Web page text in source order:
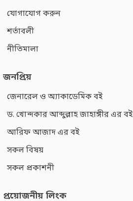
যোগাযোগ করুন
শর্তাবলী
নীতিমালা
জনপ্রিয়
জেনারেল ও অ্যাকাডেমিক বই
ড. খোন্দকার আব্দুল্লাহ জাহাঙ্গীর এর বই
আরিফ আজাদ এর বই
সকল বিষয়
সকল প্রকাশনী
প্রয়োজনীয় লিংক